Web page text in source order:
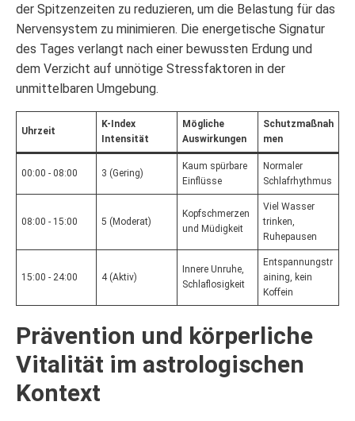
der Spitzenzeiten zu reduzieren, um die Belastung für das
Nervensystem zu minimieren. Die energetische Signatur
des Tages verlangt nach einer bewussten Erdung und
dem Verzicht auf unnötige Stressfaktoren in der
unmittelbaren Umgebung.
Uhrzeit
K-Index
Intensität
Mögliche
Auswirkungen
Schutzmaßnah
men
00:00 - 08:00 3 (Gering)
Kaum spürbare
Einflüsse
Normaler
Schlafrhythmus
08:00 - 15:00 5 (Moderat)
Kopfschmerzen
und Müdigkeit
Viel Wasser
trinken,
Ruhepausen
15:00 - 24:00 4 (Aktiv)
Innere Unruhe,
Schlaflosigkeit
Entspannungstr
aining, kein
Koffein
Prävention und körperliche
Vitalität im astrologischen
Kontext